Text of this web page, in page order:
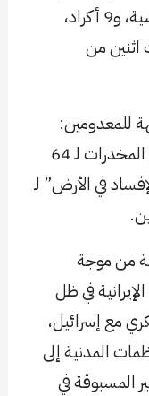
مواطنًا أفغانيًا، و11 من الأقلية البلوشية، و9 أكراد،
اثنين من
للمعدومين:
القتل العمد بحق 80 شخصًا، وجرائم المخدرات لـ 64
في الأرض” لـ
من موجة
في ظل
مع إسرائيل،
المدنية إلى
المسبوقة في